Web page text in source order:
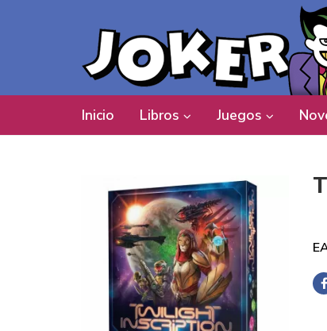
Inicio Libros Juegos